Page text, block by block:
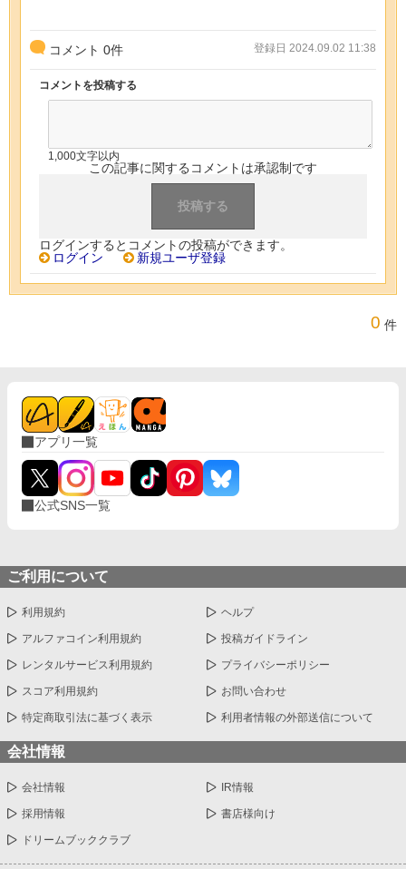
コメント 0件 登録日 2024.09.02 11:38
コメントを投稿する
1,000文字以内
この記事に関するコメントは承認制です
ログインするとコメントの投稿ができます。
ログイン
新規ユーザ登録
0 件
アプリ一覧
公式SNS一覧
ご利用について
利用規約 ヘルプ
アルファコイン利用規約 投稿ガイドライン
レンタルサービス利用規約 プライバシーポリシー
スコア利用規約 お問い合わせ
特定商取引法に基づく表示 利用者情報の外部送信について
会社情報
会社情報 IR情報
採用情報 書店様向け
ドリームブッククラブ